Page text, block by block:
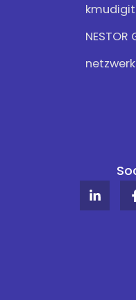
NESTOR
L
i
n